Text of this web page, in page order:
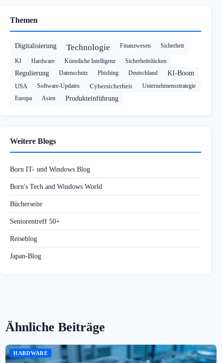
Themen
Digitalisierung Technologie Finanzwesen Sicherheit
KI Hardware Künstliche Intelligenz Sicherheitslücken
Regulierung Datenschutz Phishing Deutschland
KI-Boom
USA
Software-Updates Cybersicherheit
Unternehmensstrategie
Europa
Asien Produkteinführung
Weitere Blogs
Born IT- und Windows Blog
Born's Tech and Windows World
Bücherseite
Seniorentreff 50+
Reiseblog
Japan-Blog
Ähnliche Beiträge
HARDWARE